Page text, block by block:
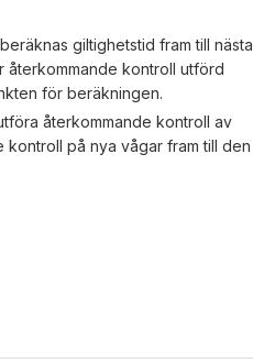
giltighetstid fram till nästa
återkommande kontroll utförd
för beräkningen.
återkommande kontroll av
kontroll på nya vågar fram till den